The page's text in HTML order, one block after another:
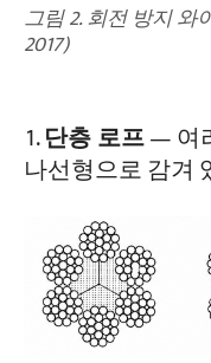
그림 2. 회전 방지 와
2017)
단층 로프— 여
나선형으로 감겨